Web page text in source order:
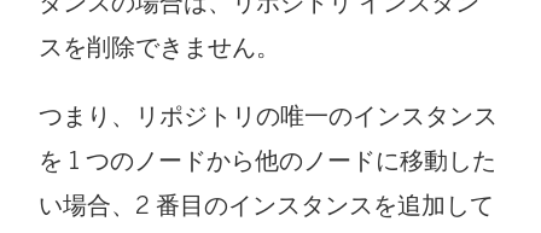
スを削除できません。
つまり、リポジトリの唯一のインスタンス
を 1 つのノードから他のノードに移動した
い場合、2 番目のインスタンスを追加して